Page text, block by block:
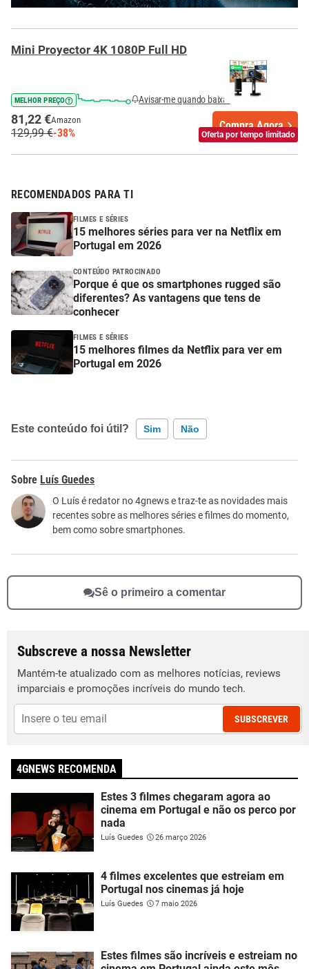
Oferta por tempo limitado
Mini Proyector 4K 1080P Full HD
MELHOR PREÇO Avisar-me quando baixar
81,22 €Amazon
129,99 €-38%
Compra Agora
RECOMENDADOS PARA TI
FILMES E SÉRIES
15 melhores séries para ver na Netflix em
Portugal em 2026
CONTEÚDO PATROCINADO
Porque é que os smartphones rugged são
diferentes? As vantagens que tens de
conhecer
FILMES E SÉRIES
15 melhores filmes da Netflix para ver em
Portugal em 2026
Este conteúdo foi útil? Sim Não
Este conteúdo contém informação incorreta
Este conteúdo não tem a informação que procuro
Outro
Luís Guedes
O Luís é redator no 4gnews e traz-te as novidades mais
recentes sobre as melhores séries e filmes do momento,
bem como sobre smartphones.
Sê o primeiro a comentar
Subscreve a nossa Newsletter
Mantém-te atualizado com as melhores notícias, reviews
imparciais e promoções incríveis do mundo tech.
SUBSCREVER
4GNEWS RECOMENDA
Estes 3 filmes chegaram agora ao
cinema em Portugal e não os perco por
nada
Luís Guedes 26 março 2026
4 filmes excelentes que estreiam em
Portugal nos cinemas já hoje
Luís Guedes 7 maio 2026
Estes filmes são incríveis e estreiam no